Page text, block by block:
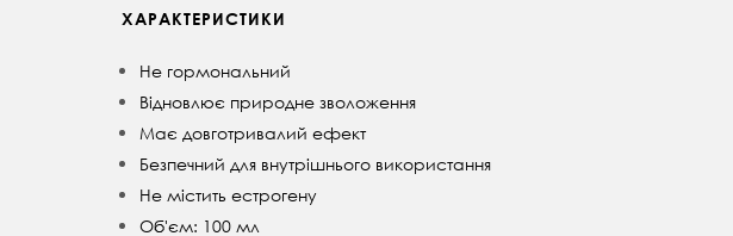
ХАРАКТЕРИСТИКИ
Не гормональний
Відновлює природне зволоження
Має довготривалий ефект
Безпечний для внутрішнього використання
Не містить естрогену
Об'єм: 100 мл